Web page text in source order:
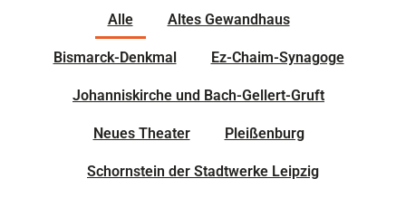
Alle Altes Gewandhaus
Bismarck-Denkmal Ez-Chaim-Synagoge
Johanniskirche und Bach-Gellert-Gruft
Neues Theater Pleißenburg
Schornstein der Stadtwerke Leipzig